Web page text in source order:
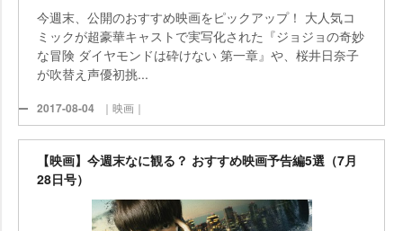
今週末、公開のおすすめ映画をピックアップ！ 大人気コ
ミックが超豪華キャストで実写化された『ジョジョの奇妙
な冒険 ダイヤモンドは砕けない 第一章』や、桜井日奈子
が吹替え声優初挑...
2017-08-04 ｜映画｜
【映画】今週末なに観る？ おすすめ映画予告編5選（7月
28日号）